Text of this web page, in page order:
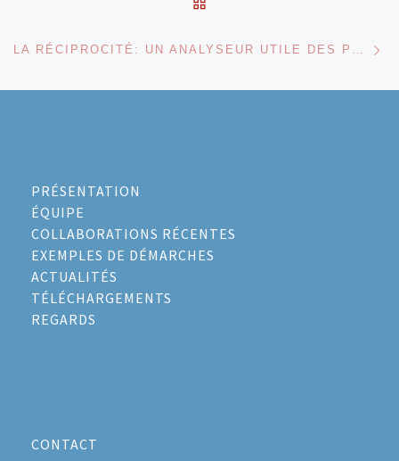
LA RÉCIPROCITÉ: UN ANALYSEUR UTILE DES PRATIQUES SOCIALES
PRÉSENTATION
ÉQUIPE
COLLABORATIONS RÉCENTES
EXEMPLES DE DÉMARCHES
ACTUALITÉS
TÉLÉCHARGEMENTS
REGARDS
CONTACT